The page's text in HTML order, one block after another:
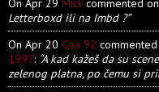
On Apr 29 Mick commented on
Letterboxd ili na Imbd ?”
On Apr 20 Coa 92
1997: “A kad kažeš da su
zelenog platna, po čemu si